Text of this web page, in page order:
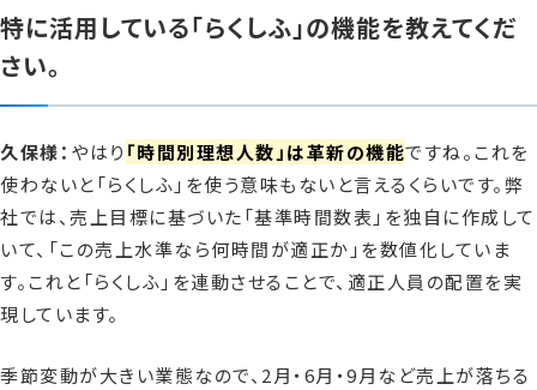
特に活用している「らくしふ」の機能を教えてくだ
さい。
久保様： やはり 「時間別理想人数」は革新の機能ですね。これを
使わないと「らくしふ」を使う意味もないと言えるくらいです。弊
社では、売上目標に基づいた「基準時間数表」を独自に作成して
いて、「この売上水準なら何時間が適正か」を数値化していま
す。これと「らくしふ」を連動させることで、適正人員の配置を実
現しています。
季節変動が大きい業態なので、2月・6月・9月など売上が落ちる